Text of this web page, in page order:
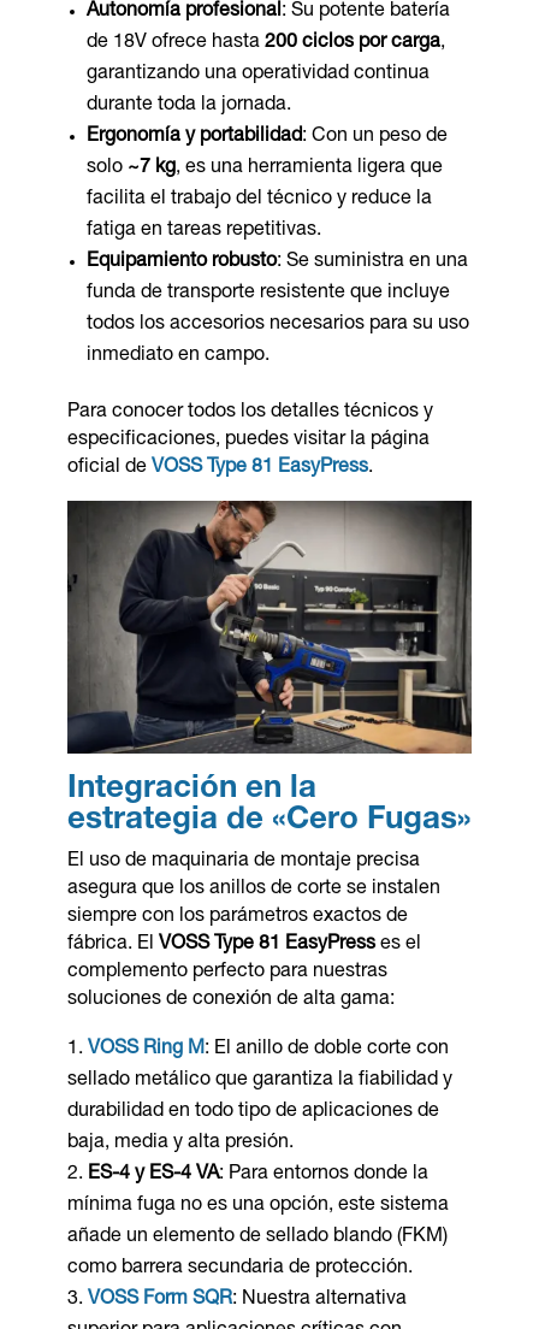
Autonomía profesional : Su potente batería
de 18V ofrece hasta 200 ciclos por carga,
garantizando una operatividad continua
durante toda la jornada.
Ergonomía y portabilidad: Con un peso de
solo ~7 kg, es una herramienta ligera que
facilita el trabajo del técnico y reduce la
fatiga en tareas repetitivas.
Equipamiento robusto: Se suministra en una
funda de transporte resistente que incluye
todos los accesorios necesarios para su uso
inmediato en campo.
Para conocer todos los detalles técnicos y
especificaciones, puedes visitar la página
oficial de VOSS Type 81 EasyPress.
Integración en la
estrategia de «Cero Fugas»
El uso de maquinaria de montaje precisa
asegura que los anillos de corte se instalen
siempre con los parámetros exactos de
fábrica. El VOSS Type 81 EasyPress es el
complemento perfecto para nuestras
soluciones de conexión de alta gama:
VOSS Ring M : El anillo de doble corte con
sellado metálico que garantiza la fiabilidad y
durabilidad en todo tipo de aplicaciones de
baja, media y alta presión.
ES-4 y ES-4 VA: Para entornos donde la
mínima fuga no es una opción, este sistema
añade un elemento de sellado blando (FKM)
como barrera secundaria de protección.
VOSS Form SQR: Nuestra alternativa